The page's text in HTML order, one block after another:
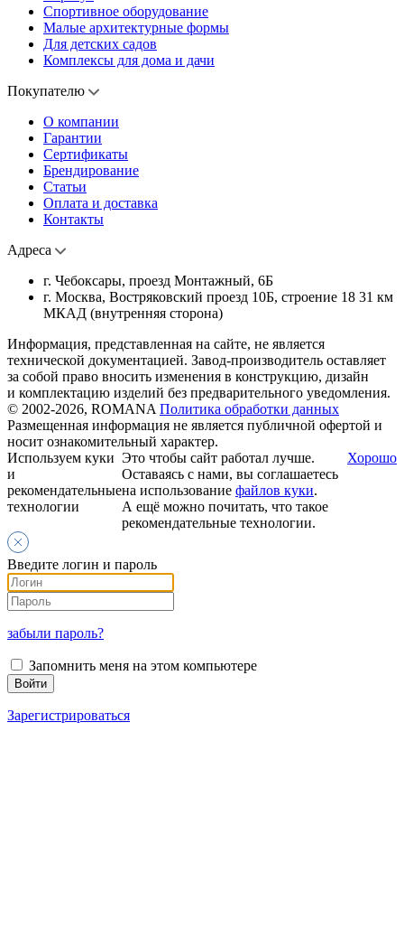
Спортивное оборудование
Малые архитектурные формы
Для детских садов
Комплексы для дома и дачи
Покупателю
О компании
Гарантии
Сертификаты
Брендирование
Статьи
Оплата и доставка
Контакты
Адреса
г. Чебоксары, проезд Монтажный, 6Б
г. Москва, Востряковский проезд 10Б, строение 18 31 км
МКАД (внутренняя сторона)
Информация, представленная на сайте, не является
технической документацией. Завод-производитель оставляет
за собой право вносить изменения в конструкцию, дизайн
и комплектацию изделий без предварительного уведомления.
© 2002-2026, ROMANA Политика обработки данных
Размещенная информация не является публичной офертой и
носит ознакомительный характер.
Используем куки
и
рекомендательные
технологии
Это чтобы сайт работал лучше.
Оставаясь с нами, вы соглашаетесь
на использование файлов куки.
А ещё можно почитать, что такое
рекомендательные технологии.
Хорошо
Введите логин и пароль
забыли пароль?
Запомнить меня на этом компьютере
Зарегистрироваться